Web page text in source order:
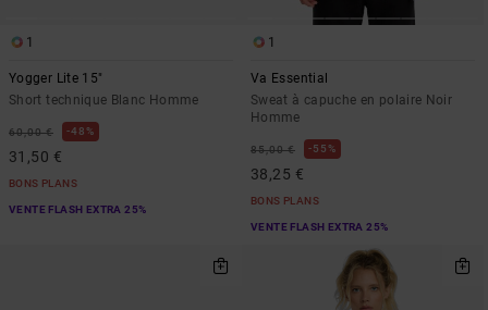
1
Yogger Lite 15"
Short technique Blanc Homme
60,00 € 48%
31,50 €
BONS PLANS
VENTE FLASH EXTRA 25%
1
Va Essential
Sweat à capuche en polaire Noir
Homme
85,00 € 55%
38,25 €
BONS PLANS
VENTE FLASH EXTRA 25%